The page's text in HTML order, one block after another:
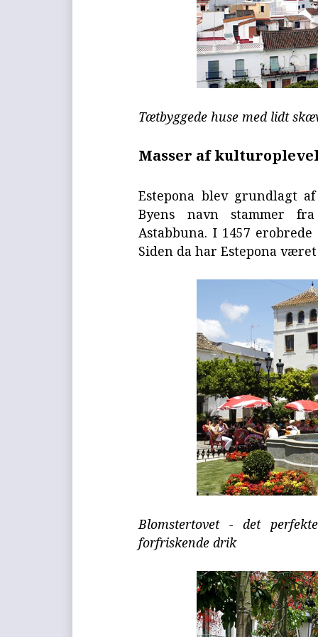
Tætbyggede huse med lidt
Masser af
Estepona blev grundlagt
Byens navn stammer
Astabbuna. I 1457
Siden da har Estepona
Blomstertovet - det
forfriskende drik